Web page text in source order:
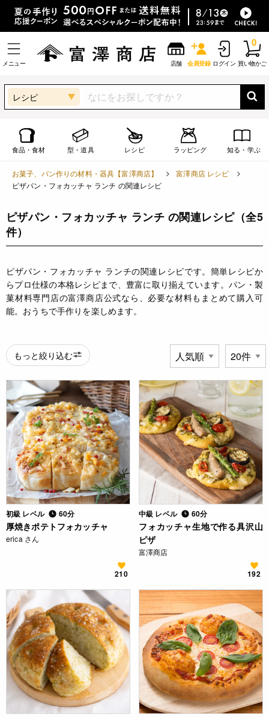
メニュー 店舗 会員登録 ログイン 買い物かご
0
レシピ
食品・食材 型・道具 レシピ ラッピング 知る・学ぶ
お菓子、パン作りの材料・器具【富澤商店】
富澤商店 レシピ
ピザパン・フォカッチャ ランチ の関連レシピ
ピザパン・フォカッチャ ランチ の関連レシピ（全5
件）
ピザパン・フォカッチャ ランチの関連レシピです。簡単レシピか
らプロ仕様の本格レシピまで、豊富に取り揃えています。パン・製
菓材料専門店の富澤商店公式なら、必要な材料もまとめて購入可
能。おうちで手作りを楽しめます。
もっと絞り込む
初級 レベル 60分
厚焼きポテトフォカッチャ
erica さん
210
中級 レベル 60分
フォカッチャ生地で作る具沢山
ピザ
富澤商店
192